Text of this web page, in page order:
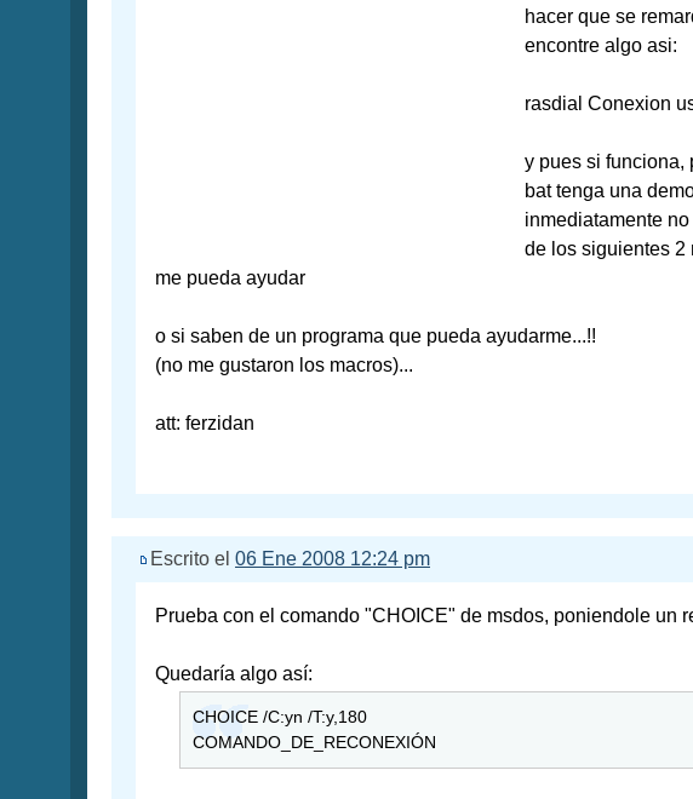
hacer que se
encontre algo asi:
rasdial Conexion
y pues si funciona,
bat tenga una
inmediatamente
de los siguientes 2
me pueda ayudar
o si saben de un programa que pueda ayudarme...!!
(no me gustaron los macros)...
att: ferzidan
Escrito el 06 Ene 2008 12:24 pm
Prueba con el comando "CHOICE" de msdos, poniendole un
Quedaría algo así:
CHOICE /C:yn /T:y,180
COMANDO_DE_RECONEXIÓN